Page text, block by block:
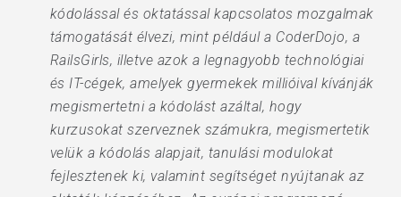
kódolással és oktatással kapcsolatos mozgalmak
támogatását élvezi, mint például a CoderDojo, a
RailsGirls, illetve azok a legnagyobb technológiai
és IT-cégek, amelyek gyermekek millióival kívánják
megismertetni a kódolást azáltal, hogy
kurzusokat szerveznek számukra, megismertetik
velük a kódolás alapjait, tanulási modulokat
fejlesztenek ki, valamint segítséget nyújtanak az